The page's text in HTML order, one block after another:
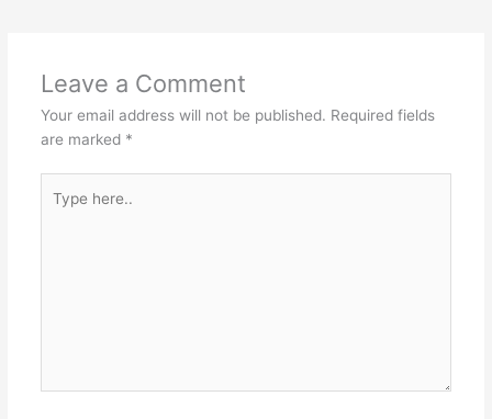
Leave a Comment
Your email address will not be published. Required fields
are marked *
here..